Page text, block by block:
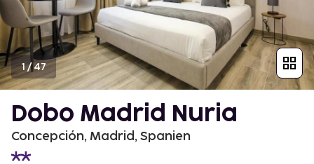
1/47
Dobo Madrid Nuria
Concepción, Madrid, Spanien